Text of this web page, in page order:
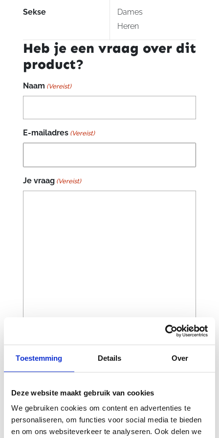
Toestemming Details Over
Deze website maakt gebruik van cookies
We gebruiken cookies om content en advertenties te
personaliseren, om functies voor social media te bieden
en om ons websiteverkeer te analyseren. Ook delen we
Sekse
Dames
Heren
Heb je een vraag over dit
product?
Naam (Vereist)
E-mailadres (Vereist)
Je vraag (Vereist)
CAPTCHA